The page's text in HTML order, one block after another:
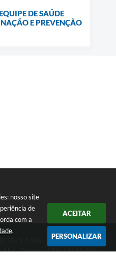
nosso site
de
com a
.
ACEITAR
PERSONALIZAR
DE SAÚDE
E PREVENÇÃO
154 - Centro | CEP: 39150-000